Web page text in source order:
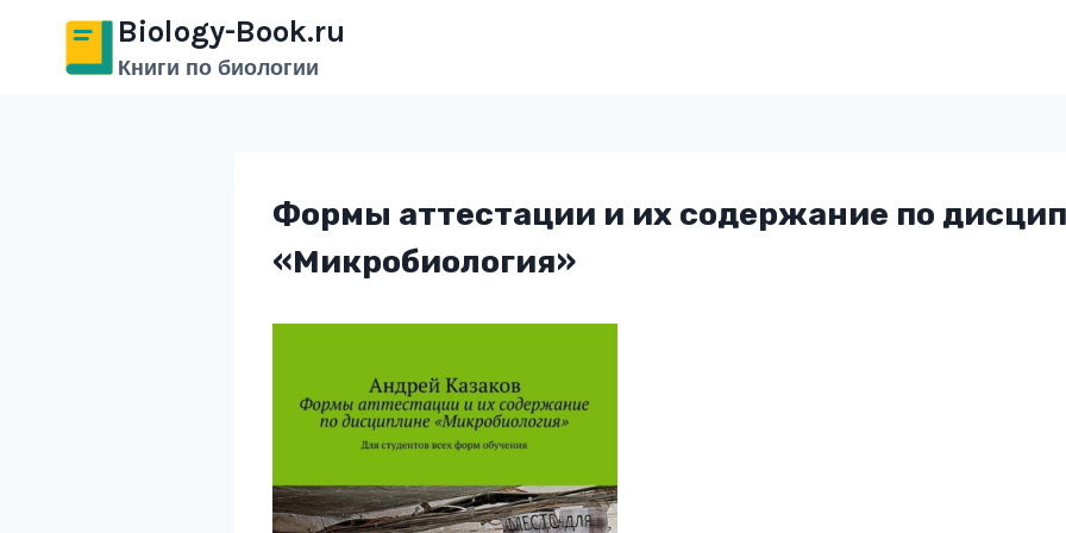
Перейти
содержимому
Biology-Book.ru
Книги по биологии
Формы аттестации и их содержание по
«Микробиология»